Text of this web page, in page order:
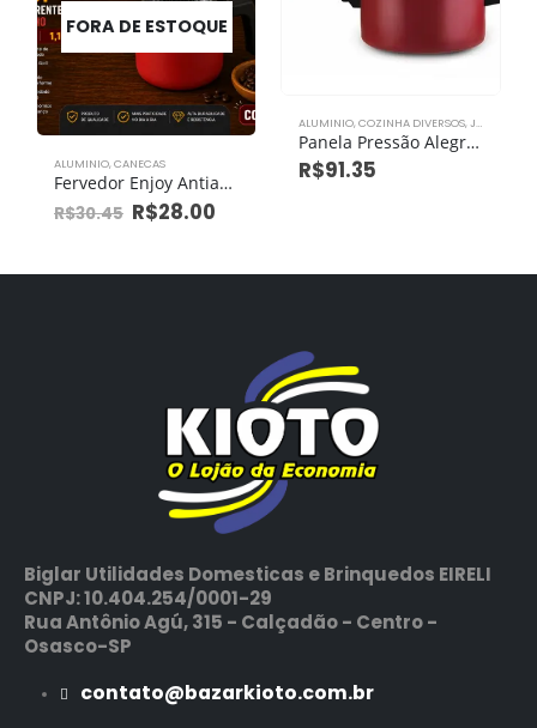
FORA DE ESTOQUE
ALUMINIO,CANECAS
Fervedor Enjoy Antiaderente Vermelho Nº 12 1,1l
R$30.45 R$28.00
ALUMINIO,COZINHA DIVERSOS,JOGO DE PANELAS
Panela Pressão Alegrete Anti Aderente Vermelho 2,5l
R$91.35
Biglar Utilidades Domesticas e Brinquedos EIRELI
CNPJ: 10.404.254/0001-29
Rua Antônio Agú, 315 - Calçadão - Centro -
Osasco-SP
contato@bazarkioto.com.br